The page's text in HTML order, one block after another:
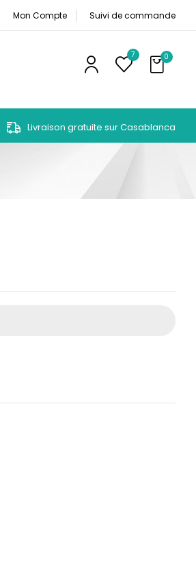
Mon Compte Suivi de commande
7 0
Livraison gratuite sur Casablanca